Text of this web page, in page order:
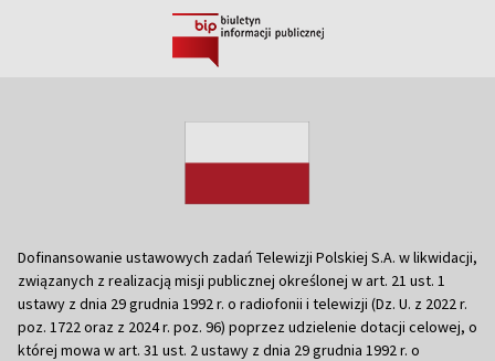
Dofinansowanie ustawowych zadań Telewizji Polskiej S.A. w likwidacji,
związanych z realizacją misji publicznej określonej w art. 21 ust. 1
ustawy z dnia 29 grudnia 1992 r. o radiofonii i telewizji (Dz. U. z 2022 r.
poz. 1722 oraz z 2024 r. poz. 96) poprzez udzielenie dotacji celowej, o
której mowa w art. 31 ust. 2 ustawy z dnia 29 grudnia 1992 r. o